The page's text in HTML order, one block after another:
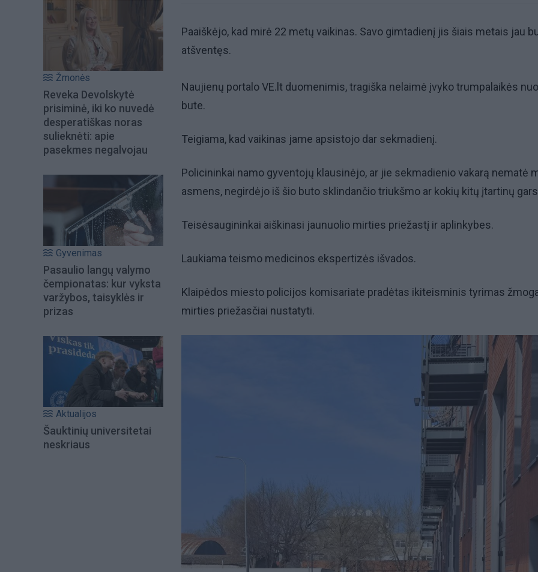
Žmonės
Reveka Devolskytė
prisiminė, iki ko nuvedė
desperatiškas noras
sulieknėti: apie
pasekmes negalvojau
Gyvenimas
Pasaulio langų valymo
čempionatas: kur vyksta
varžybos, taisyklės ir
prizas
Aktualijos
Šauktinių universitetai
neskriaus
Paaiškėjo, kad mirė 22 metų vaikinas. Savo gimtadienį jis šiais metais jau
atšventęs.
Naujienų portalo VE.lt duomenimis, tragiška nelaimė įvyko trumpalaikės
bute.
Teigiama, kad vaikinas jame apsistojo dar sekmadienį.
Policininkai namo gyventojų klausinėjo, ar jie sekmadienio vakarą nematė
asmens, negirdėjo iš šio buto sklindančio triukšmo ar kokių kitų įtartinų
Teisėsaugininkai aiškinasi jaunuolio mirties priežastį ir aplinkybes.
Laukiama teismo medicinos ekspertizės išvados.
Klaipėdos miesto policijos komisariate pradėtas ikiteisminis tyrimas
mirties priežasčiai nustatyti.